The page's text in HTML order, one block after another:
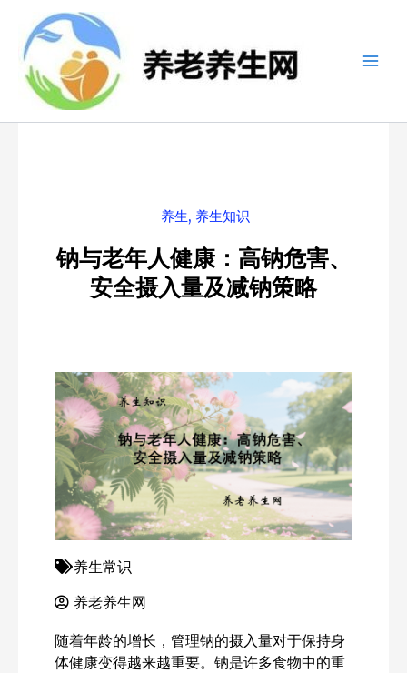
养生, 养生知识
钠与老年人健康：高钠危害、
安全摄入量及减钠策略
养生常识
养老养生网
随着年龄的增长，管理钠的摄入量对于保持身
体健康变得越来越重要。钠是许多食物中的重